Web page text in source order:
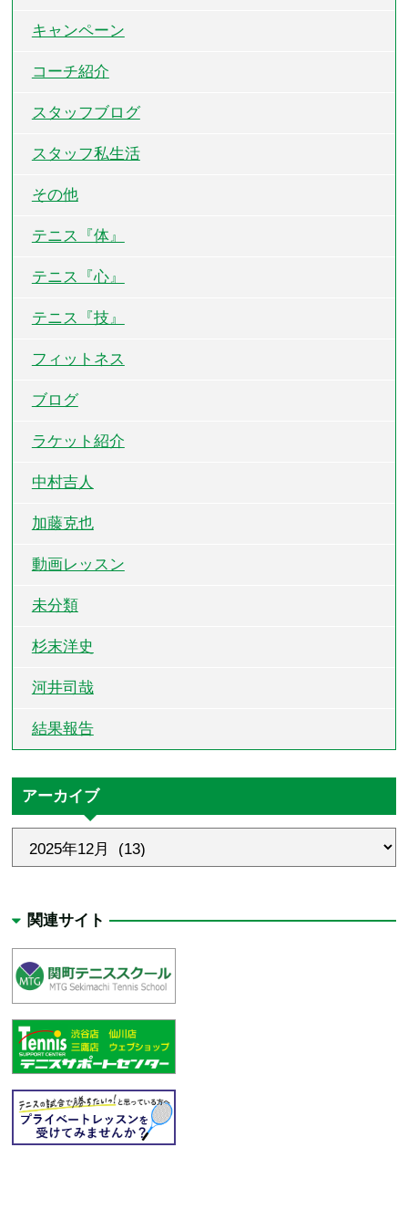
キャンペーン
コーチ紹介
スタッフブログ
スタッフ私生活
その他
テニス『体』
テニス『心』
テニス『技』
フィットネス
ブログ
ラケット紹介
中村吉人
加藤克也
動画レッスン
未分類
杉末洋史
河井司哉
結果報告
アーカイブ
関連サイト